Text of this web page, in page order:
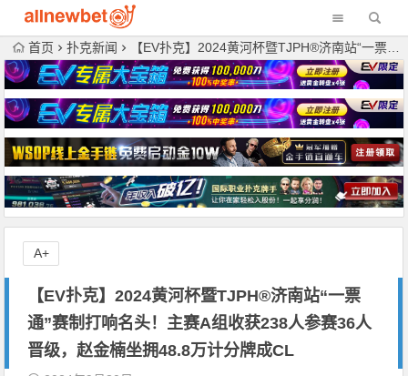
首页 扑克新闻 【EV扑克】2024黄河杯暨TJPH®济南站“一票通”赛制打响名头！主赛A组收获238人参赛36人晋级，赵金楠坐拥48.8万计分牌成CL
【EV扑克】2024黄河杯暨TJPH®济南站“一票
通”赛制打响名头！主赛A组收获238人参赛36人
晋级，赵金楠坐拥48.8万计分牌成CL
A+